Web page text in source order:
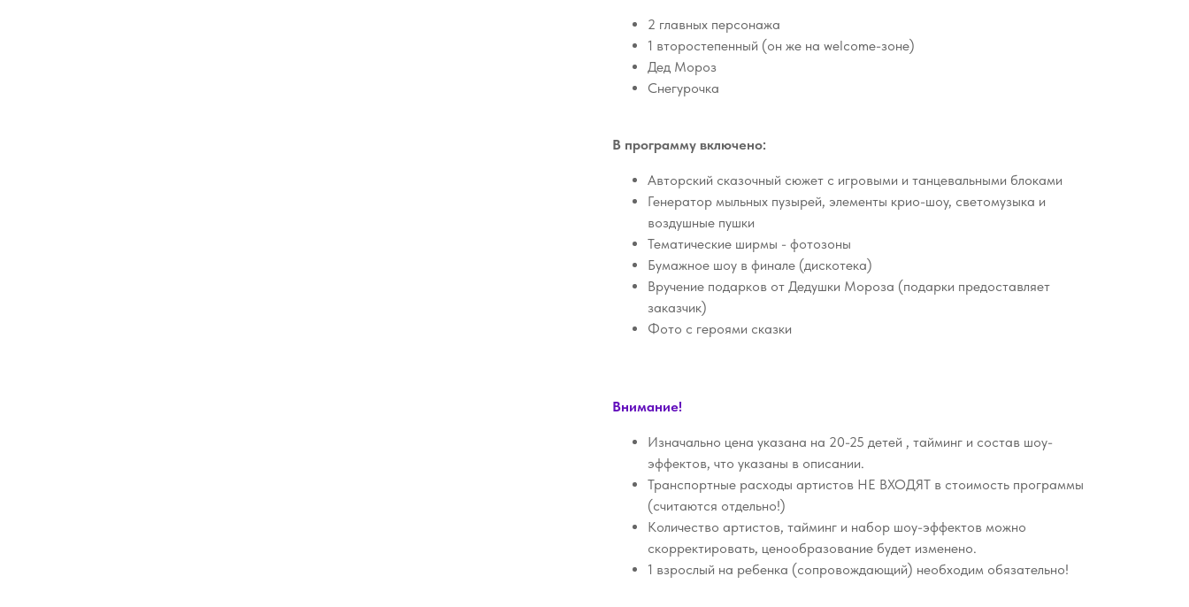
2 главных персонажа
1 второстепенный (он же на welcome-зоне)
Дед Мороз
Снегурочка
В программу включено:
Авторский сказочный сюжет с игровыми и танцевальными блоками
Генератор мыльных пузырей, элементы крио-шоу, светомузыка и
воздушные пушки
Тематические ширмы - фотозоны
Бумажное шоу в финале (дискотека)
Вручение подарков от Дедушки Мороза (подарки предоставляет
заказчик)
Фото с героями сказки
Внимание!
Изначально цена указана на 20-25 детей , тайминг и состав шоу-
эффектов, что указаны в описании.
Транспортные расходы артистов НЕ ВХОДЯТ в стоимость программы
(считаются отдельно!)
Количество артистов, тайминг и набор шоу-эффектов можно
скорректировать, ценообразование будет изменено.
1 взрослый на ребенка (сопровождающий) необходим обязательно!